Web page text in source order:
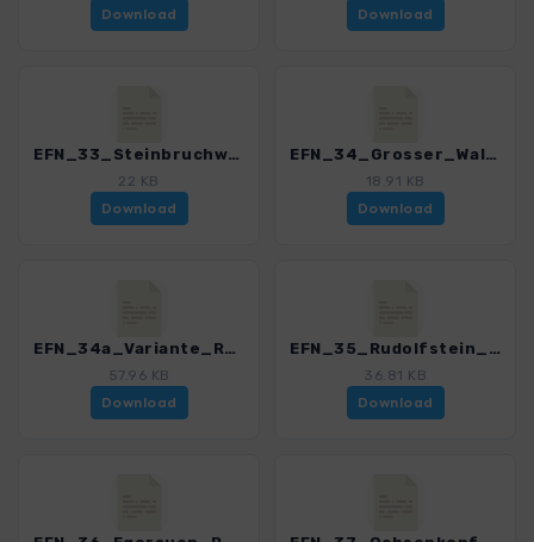
Download
Download
EFN_33_Steinbruchweg_Epprechtstein_3151_2.gpx
22 KB
Download
EFN_34_Grosser_Waldstein_3151_2.gpx
18.91 KB
Download
EFN_34a_Variante_Rundweg_Waldstein_3151_2.gpx
57.96 KB
Download
EFN_35_Rudolfstein_3151_2.gpx
36.81 KB
Download